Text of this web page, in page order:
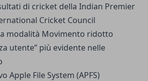
di cricket della Indian Premier
Cricket Council
modalità Movimento ridotto
utente” più evidente nelle
Apple File System (APFS)